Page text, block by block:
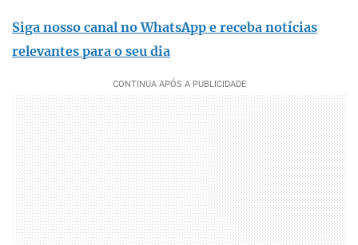
Siga nosso canal no WhatsApp e receba notícias
relevantes para o seu dia